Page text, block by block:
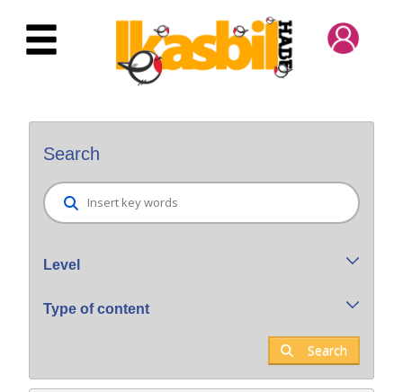
Skip to Main Content
Search
Level
Type of content
Search